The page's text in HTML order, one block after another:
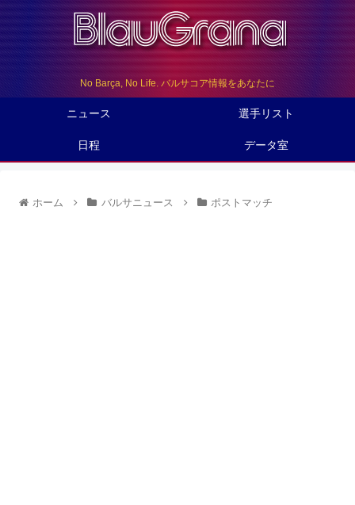
No Barça, No Life. バルサコア情報をあなたに
ニュース 選手リスト
日程 データ室
ホーム バルサニュース ポストマッチ